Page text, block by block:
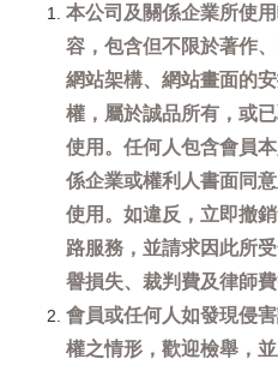
本公司及關係企業所使
容，包含但不限於著作
網站架構、網站畫面的
權，屬於誠品所有，或
使用。任何人包含會員
係企業或權利人書面同
使用。如違反，立即撤
路服務，並請求因此所
譽損失、裁判費及律師費
會員或任何人如發現侵
權之情形，歡迎檢舉，